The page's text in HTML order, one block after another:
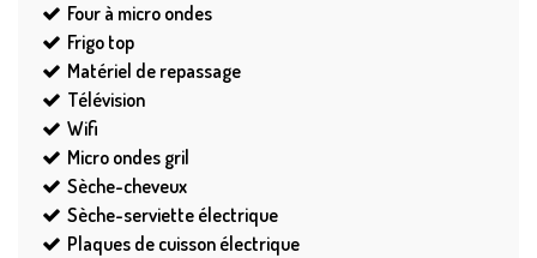
Four à micro ondes
Frigo top
Matériel de repassage
Télévision
Wifi
Micro ondes gril
Sèche-cheveux
Sèche-serviette électrique
Plaques de cuisson électrique